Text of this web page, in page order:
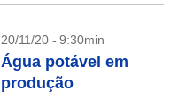
20/11/20 - 9:30min
Água potável em
produção